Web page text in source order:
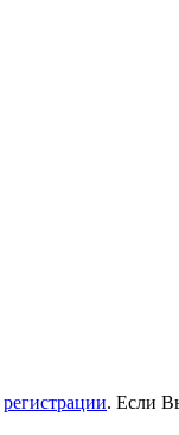
регистрации. Если